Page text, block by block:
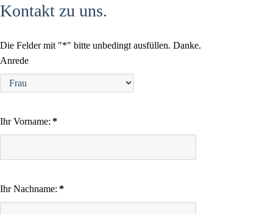
Kontakt zu uns.
Die Felder mit "*" bitte unbedingt ausfüllen. Danke.
Anrede
Ihr Vorname: *
Ihr Nachname: *